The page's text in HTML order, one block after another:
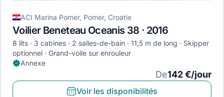
ACI Marina Pomer, Pomer, Croatie
Voilier Beneteau Oceanis 38 · 2016
8 lits 3 cabines 2 salles-de-bain 11,5 m de long
Skipper
optionnel
Grand-voile sur enrouleur
Annexe
De142 €/jour
Voir les disponibilités